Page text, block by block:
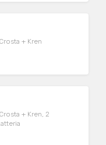
+ Kren
+ Kren, 2